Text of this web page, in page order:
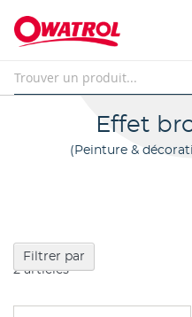
Effet
Peinture &
2articles
Filtrer par